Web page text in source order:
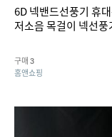
6D 넥밴드선풍기 휴
저소음 목걸이 넥선풍
구매 3
홈앤쇼핑